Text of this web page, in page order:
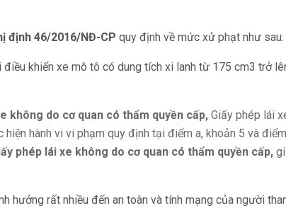
định 46/2016/NĐ-CP quy định về mức xử phạt như sau:
khiển xe mô tô có dung tích xi lanh từ 175 cm3 trở
không do cơ quan có thẩm quyền cấp, Giấy phép lái
hành vi vi phạm quy định tại điểm a, khoản 5 và
phép lái xe không do cơ quan có thẩm quyền cấp,
hưởng rất nhiều đến an toàn và tính mạng của người